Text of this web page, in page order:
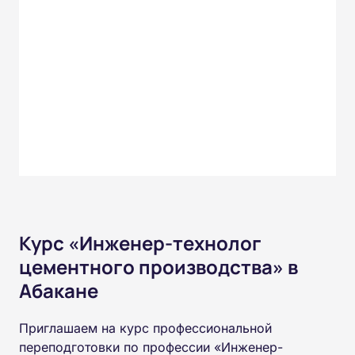
Курс «Инженер-технолог
цементного производства» в
Абакане
Приглашаем на курс профессиональной
переподготовки по профессии «Инженер-